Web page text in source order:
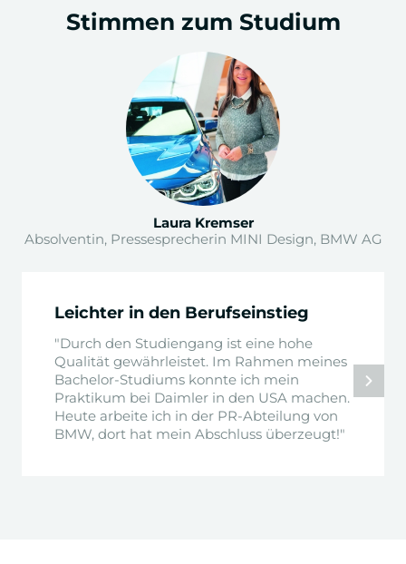
Persönlichkeitspsychologie
Kommunikations- &
Medienwissenschaften
Visuelle Kommunikation
Stimmen zum Studium
Laura Kremser
Absolventin, Pressesprecherin MINI Design, BMW AG
Leichter in den Berufseinstieg
"Durch den Studiengang ist eine hohe
Qualität gewährleistet. Im Rahmen meines
Bachelor-Studiums konnte ich mein
Praktikum bei Daimler in den USA machen.
Heute arbeite ich in der PR-Abteilung von
BMW, dort hat mein Abschluss überzeugt!"